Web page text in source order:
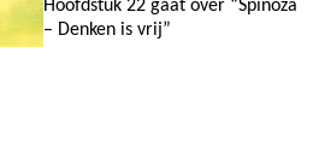
Hoofdstuk 22 gaat over “Spinoza
– Denken is vrij”